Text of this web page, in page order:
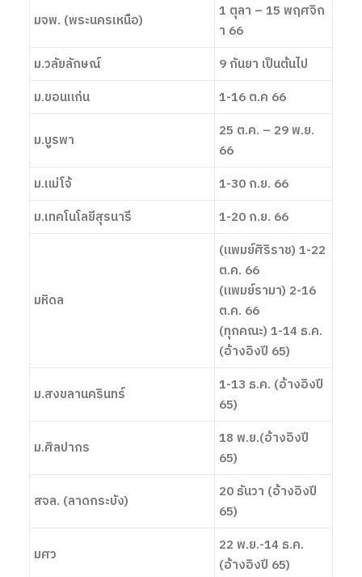
มจพ. (พระนครเหนือ)
1 ตุลา – 15 พฤศจิก
า 66
ม.วลัยลักษณ์
9 กันยา เป็นต้นไป
ม.ขอนแก่น
1-16 ต.ค 66
ม.บูรพา
25 ต.ค. – 29 พ.ย.
66
ม.แม่โจ้
1-30 ก.ย. 66
ม.เทคโนโลยีสุรนารี
1-20 ก.ย. 66
มหิดล
(แพมย์ศิริราช) 1-22
ต.ค. 66
(แพมย์รามา) 2-16
ต.ค. 66
(ทุกคณะ) 1-14 ธ.ค.
(อ้างอิงปี 65)
ม.สงขลานครินทร์
1-13 ธ.ค. (อ้างอิงปี
65)
ม.ศิลปากร
18 พ.ย.(อ้างอิงปี
65)
สจล. (ลาดกระบัง)
20 ธันวา (อ้างอิงปี
65)
มศว
22 พ.ย.-14 ธ.ค.
(อ้างอิงปี 65)